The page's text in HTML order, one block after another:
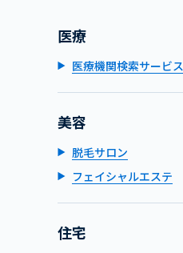
医療
医療機関検索サービス
美容
脱毛サロン
フェイシャルエステ
住宅